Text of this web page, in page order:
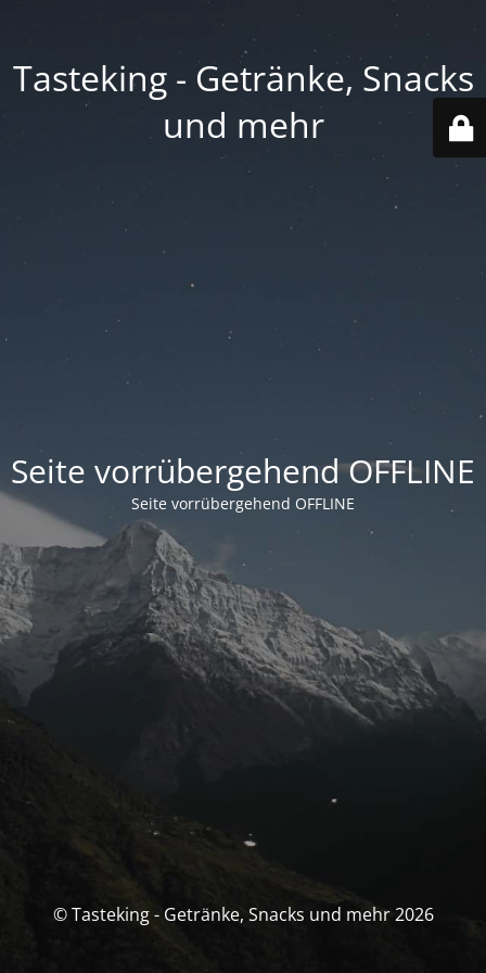
Tasteking - Getränke, Snacks
und mehr
Seite vorrübergehend OFFLINE
Seite vorrübergehend OFFLINE
© Tasteking - Getränke, Snacks und mehr 2026